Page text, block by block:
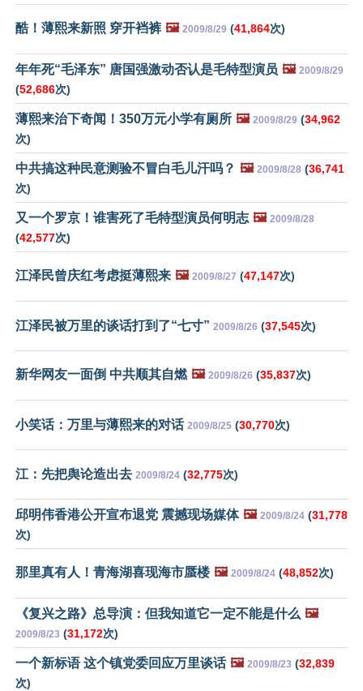
酷！薄熙来新照 穿开裆裤 🖼️ 2009/8/29 (41,864次)
年年死“毛泽东” 唐国强激动否认是毛特型演员 🖼️ 2009/8/29
(52,686次)
薄熙来治下奇闻！350万元小学有厕所 🖼️ 2009/8/29 (34,962
次)
中共搞这种民意测验不冒白毛儿汗吗？ 🖼️ 2009/8/28 (36,741
次)
又一个罗京！谁害死了毛特型演员何明志 🖼️ 2009/8/28
(42,577次)
江泽民曾庆红考虑挺薄熙来 🖼️ 2009/8/27 (47,147次)
江泽民被万里的谈话打到了“七寸” 2009/8/26 (37,545次)
新华网友一面倒 中共顺其自燃 🖼️ 2009/8/26 (35,837次)
小笑话：万里与薄熙来的对话 2009/8/25 (30,770次)
江：先把舆论造出去 2009/8/24 (32,775次)
邱明伟香港公开宣布退党 震撼现场媒体 🖼️ 2009/8/24 (31,778
次)
那里真有人！青海湖喜现海市蜃楼 🖼️ 2009/8/24 (48,852次)
《复兴之路》总导演：但我知道它一定不能是什么 🖼️
2009/8/23 (31,172次)
一个新标语 这个镇党委回应万里谈话 🖼️ 2009/8/23 (32,839
次)